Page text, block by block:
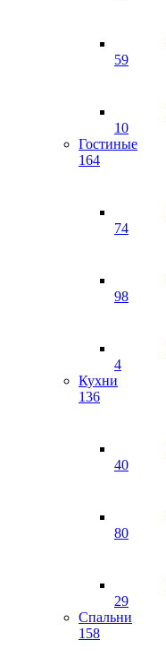
59
10
Гостиные
164
74
98
4
Кухни
136
40
80
29
Спальни
158